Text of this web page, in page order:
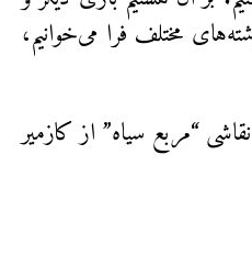
مختلف فرا می‌خوانیم،
“مربع سیاه” از کازمیر